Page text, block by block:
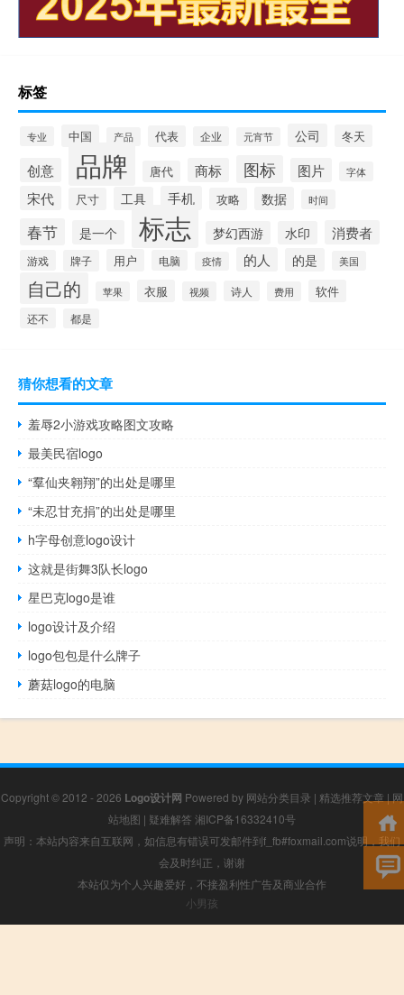
标签
专业 中国 产品 代表 企业 元宵节 公司 冬天
创意 品牌 唐代 商标 图标 图片 字体
宋代 尺寸 工具 手机 攻略 数据 时间
春节 是一个 标志 梦幻西游 水印 消费者
游戏 牌子 用户 电脑 疫情 的人 的是 美国
自己的 苹果 衣服 视频 诗人 费用 软件
还不 都是
猜你想看的文章
羞辱2小游戏攻略图文攻略
最美民宿logo
“羣仙夹翱翔”的出处是哪里
“未忍甘充捐”的出处是哪里
h字母创意logo设计
这就是街舞3队长logo
星巴克logo是谁
logo设计及介绍
logo包包是什么牌子
蘑菇logo的电脑
Copyright © 2012 - 2026 Logo设计网 Powered by 网站分类目录 | 精选推荐文章 | 网
站地图 | 疑难解答 湘ICP备16332410号
声明：本站内容来自互联网，如信息有错误可发邮件到f_fb#foxmail.com说明，我们
会及时纠正，谢谢
本站仅为个人兴趣爱好，不接盈利性广告及商业合作
小男孩